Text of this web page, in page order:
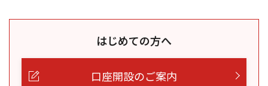
はじめての方へ
口座開設のご案内